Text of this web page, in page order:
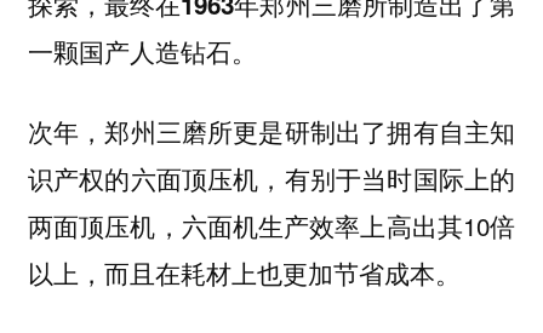
一颗国产人造钻石。
次年，郑州三磨所更是研制出了拥有自主知
识产权的六面顶压机，有别于当时国际上的
两面顶压机，六面机生产效率上高出其10倍
以上，而且在耗材上也更加节省成本。